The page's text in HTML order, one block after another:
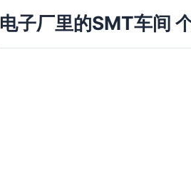
电子厂里的SMT车间